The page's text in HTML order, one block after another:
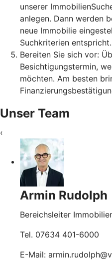
unserer
anlegen. Dann werden
neue Immobilie
Suchkriterien entspricht.
Bereiten Sie sich vor:
Besichtigungstermin,
möchten. Am besten
Unser Team
‹
Armin Rudolph
Bereichsleiter
Tel. 07634 401-6000
E-Mail: